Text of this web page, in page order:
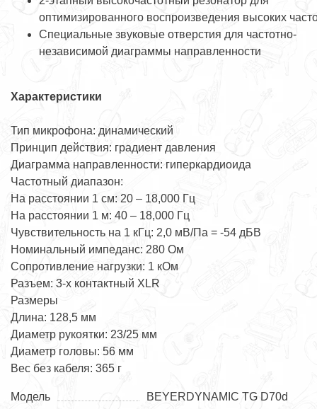
оптимизированного воспроизведения высоких
Специальные звуковые отверстия для частотно-
независимой диаграммы направленности
Характеристики
Тип микрофона: динамический
Принцип действия: градиент давления
Диаграмма направленности: гиперкардиоида
Частотный диапазон:
На расстоянии 1 см: 20 – 18,000 Гц
На расстоянии 1 м: 40 – 18,000 Гц
Чувствительность на 1 кГц: 2,0 мВ/Па = -54 дБВ
Номинальный импеданс: 280 Ом
Сопротивление нагрузки: 1 кОм
Разъем: 3-х контактный XLR
Размеры
Длина: 128,5 мм
Диаметр рукоятки: 23/25 мм
Диаметр головы: 56 мм
Вес без кабеля: 365 г
Модель
BEYERDYNAMIC TG D70d